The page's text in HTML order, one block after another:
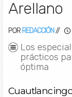
Arellano
POR REDACCIÓN //
Los
prácticos
óptima